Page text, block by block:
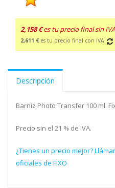
2,158 € es tu precio final sin IVA
2,611 € es tu precio final con IVA
Descripción
Barniz Photo Transfer 100 ml.
Precio sin el 21 % de IVA.
¿Tienes un precio mejor?
oficiales de FIXO